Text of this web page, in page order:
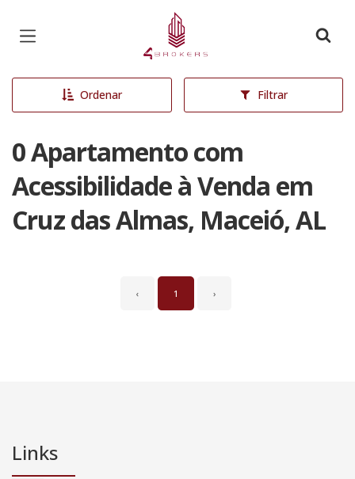
Página inicial
Ordenar Filtrar
0 Apartamento com
Acessibilidade à Venda em
Cruz das Almas, Maceió, AL
‹ 1 ›
Links